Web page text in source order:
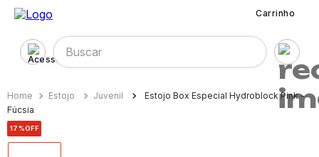
Carrinho
Buscar
Estojo Juvenil
Estojo Box Especial Hydroblock Pink -
Fúcsia
17%OFF